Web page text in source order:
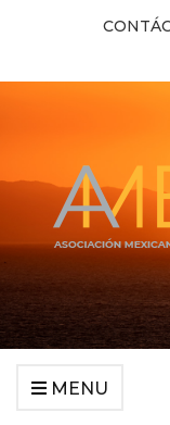
MENU